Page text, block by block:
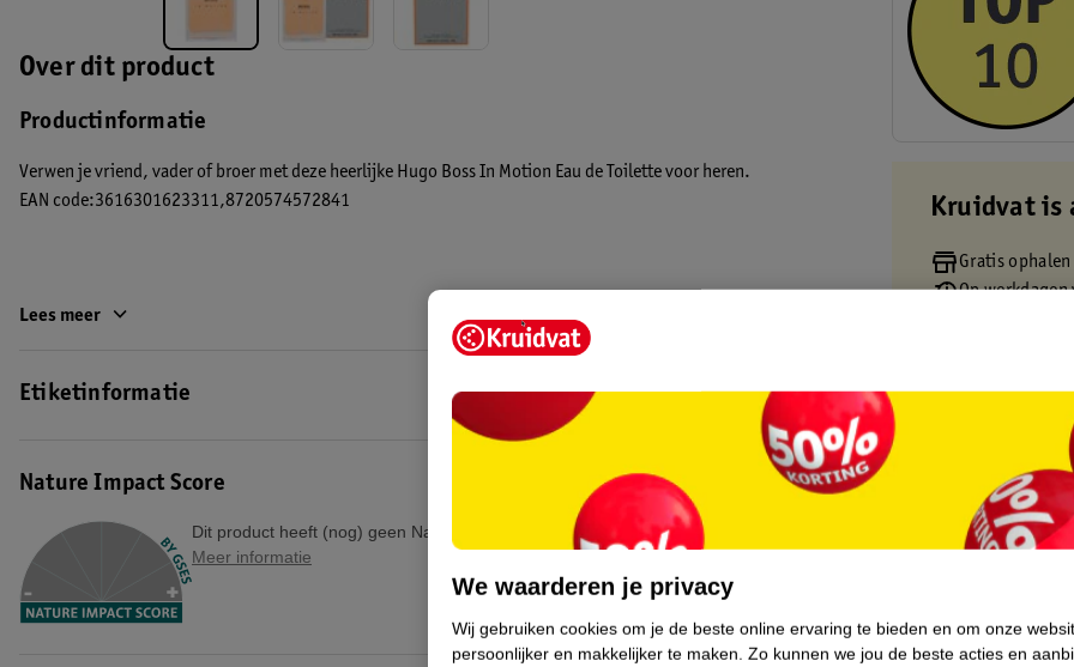
Over dit product
Productinformatie
Verwen je vriend, vader of broer met deze heerlijke Hugo Boss In Motion Eau de Toilette voor heren.
EAN code:3616301623311,8720574572841
Lees meer
Etiketinformatie
Nature Impact Score
Dit product heeft (nog) geen Nature Impact Score.
Meer informatie
Kruidvat is
Gratis
Op
Gratis
Gratis
Gratis
We waarderen je privacy
Wij gebruiken cookies om je de beste online ervaring te bieden en om onze
persoonlijker en makkelijker te maken. Zo kunnen we jou de beste acties en